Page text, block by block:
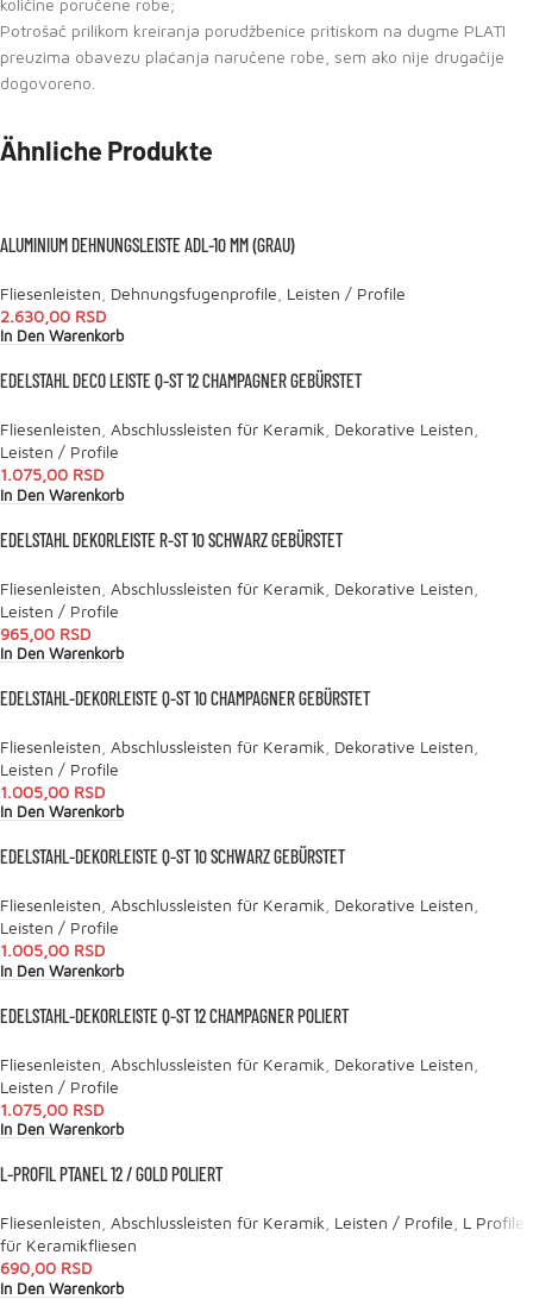
količine poručene robe;
Potrošač prilikom kreiranja porudžbenice pritiskom na dugme PLATI
preuzima obavezu plaćanja naručene robe, sem ako nije drugačije
dogovoreno.
Ähnliche Produkte
ALUMINIUM DEHNUNGSLEISTE ADL-10 MM (GRAU)
Fliesenleisten Dehnungsfugenprofile Leisten / Profile
2.630,00 RSD
In Den Warenkorb
EDELSTAHL DECO LEISTE Q-ST 12 CHAMPAGNER GEBÜRSTET
Fliesenleisten Abschlussleisten für Keramik Dekorative Leisten
Leisten / Profile
1.075,00 RSD
In Den Warenkorb
EDELSTAHL DEKORLEISTE R-ST 10 SCHWARZ GEBÜRSTET
Fliesenleisten Abschlussleisten für Keramik Dekorative Leisten
Leisten / Profile
965,00 RSD
In Den Warenkorb
EDELSTAHL-DEKORLEISTE Q-ST 10 CHAMPAGNER GEBÜRSTET
Fliesenleisten Abschlussleisten für Keramik Dekorative Leisten
Leisten / Profile
1.005,00 RSD
In Den Warenkorb
EDELSTAHL-DEKORLEISTE Q-ST 10 SCHWARZ GEBÜRSTET
Fliesenleisten, Abschlussleisten für Keramik, Dekorative Leisten,
Leisten / Profile
1.005,00 RSD
In Den Warenkorb
EDELSTAHL-DEKORLEISTE Q-ST 12 CHAMPAGNER POLIERT
Fliesenleisten Abschlussleisten für Keramik Dekorative Leisten
Leisten / Profile
1.075,00 RSD
In Den Warenkorb
L-PROFIL PTANEL 12 / GOLD POLIERT
Fliesenleisten Abschlussleisten für Keramik Leisten / Profile L Profile
für Keramikfliesen
690,00 RSD
In Den Warenkorb